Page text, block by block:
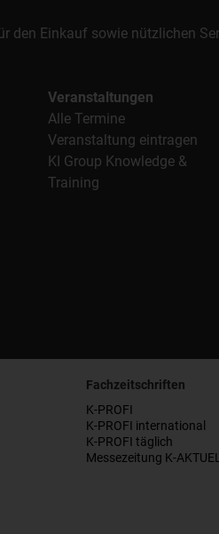
den Einkauf sowie nützlichen
Veranstaltungen
Alle Termine
Veranstaltung eintragen
KI Group Knowledge &
Training
Fachzeitschriften
K-PROFI
K-PROFI international
K-PROFI täglich
Messezeitung K-